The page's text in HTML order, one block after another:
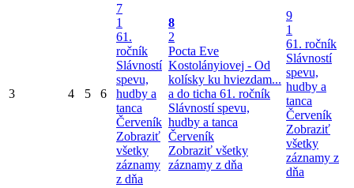
3 4 5 6
7
1
61.
ročník
Slávností
spevu,
hudby a
tanca
Červeník
Zobraziť
všetky
záznamy
z dňa
8
2
Pocta Eve
Kostolányiovej - Od
kolísky ku hviezdam...
a do ticha 61. ročník
Slávností spevu,
hudby a tanca
Červeník
Zobraziť všetky
záznamy z dňa
9
1
61. ročník
Slávností
spevu,
hudby a
tanca
Červeník
Zobraziť
všetky
záznamy z
dňa